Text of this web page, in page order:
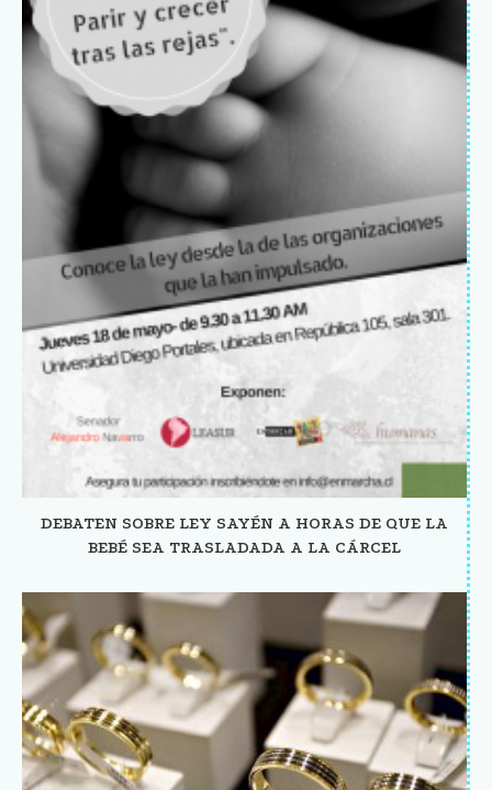
DEBATEN SOBRE LEY SAYÉN A HORAS DE QUE LA
BEBÉ SEA TRASLADADA A LA CÁRCEL